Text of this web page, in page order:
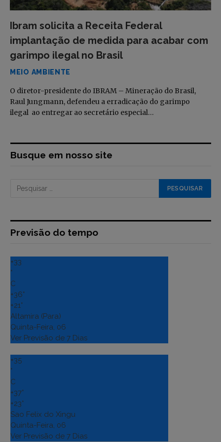
Ibram solicita a Receita Federal
implantação de medida para acabar com
garimpo ilegal no Brasil
MEIO AMBIENTE
O diretor-presidente do IBRAM – Mineração do Brasil,
Raul Jungmann, defendeu a erradicação do garimpo
ilegal ao entregar ao secretário especial…
Busque em nosso site
Previsão do tempo
+33
°
C
+36°
+21°
Altamira (Para)
Quinta-Feira, 06
Ver Previsão de 7 Dias
+35
°
C
+37°
+23°
Sao Felix do Xingu
Quinta-Feira, 06
Ver Previsão de 7 Dias